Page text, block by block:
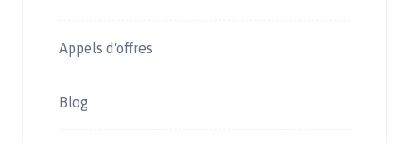
Appels d'offres
Blog